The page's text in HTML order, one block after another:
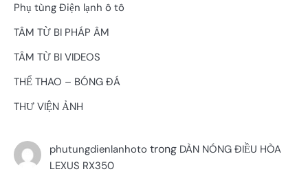
Phụ tùng Điện lạnh ô tô
TÂM TỪ BI PHÁP ÂM
TÂM TỪ BI VIDEOS
THỂ THAO – BÓNG ĐÁ
THƯ VIỆN ẢNH
phutungdienlanhoto trong DÀN NÓNG ĐIỀU HÒA
LEXUS RX350